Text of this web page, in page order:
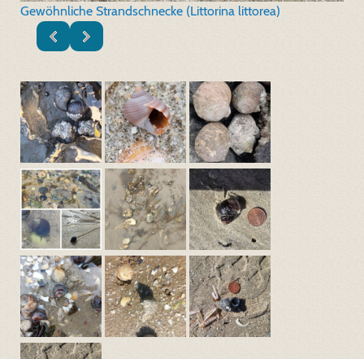
Gewöhnliche Strandschnecke (Littorina littorea)